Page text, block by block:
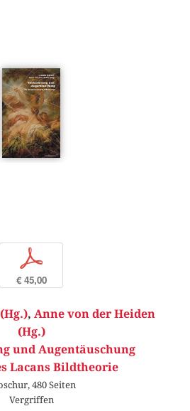
p
€ 45,00
, Anne von der Heiden
(Hg.)
und Augentäuschung
Lacans Bildtheorie
480 Seiten
Vergriffen